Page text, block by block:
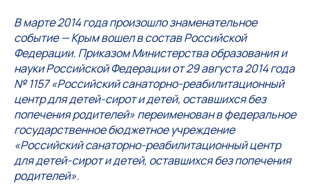
В марте 2014 года произошло знаменательное
событие — Крым вошел в состав Российской
Федерации. Приказом Министерства образования и
науки Российской Федерации от 29 августа 2014 года
№ 1157 «Российский санаторно-реабилитационный
центр для детей-сирот и детей, оставшихся без
попечения родителей» переименован в федеральное
государственное бюджетное учреждение
«Российский санаторно-реабилитационный центр
для детей-сирот и детей, оставшихся без попечения
родителей».